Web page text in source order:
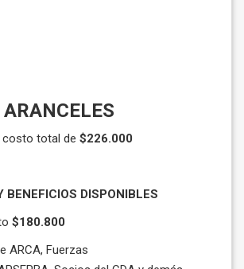
costo total de $226.000
BENEFICIOS DISPONIBLES
$180.800
ARCA, Fuerzas